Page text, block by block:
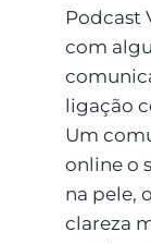
Podcast
com
ligação
Um
online o
na pele,
clareza